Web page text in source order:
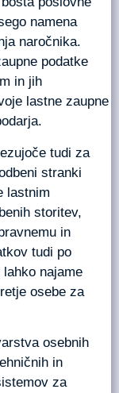
namena
naročnika.
podatke
in jih
lastne zaupne
tudi za
stranki
lastnim
storitev,
in
tudi po
najame
osebe za
osebnih
in
za